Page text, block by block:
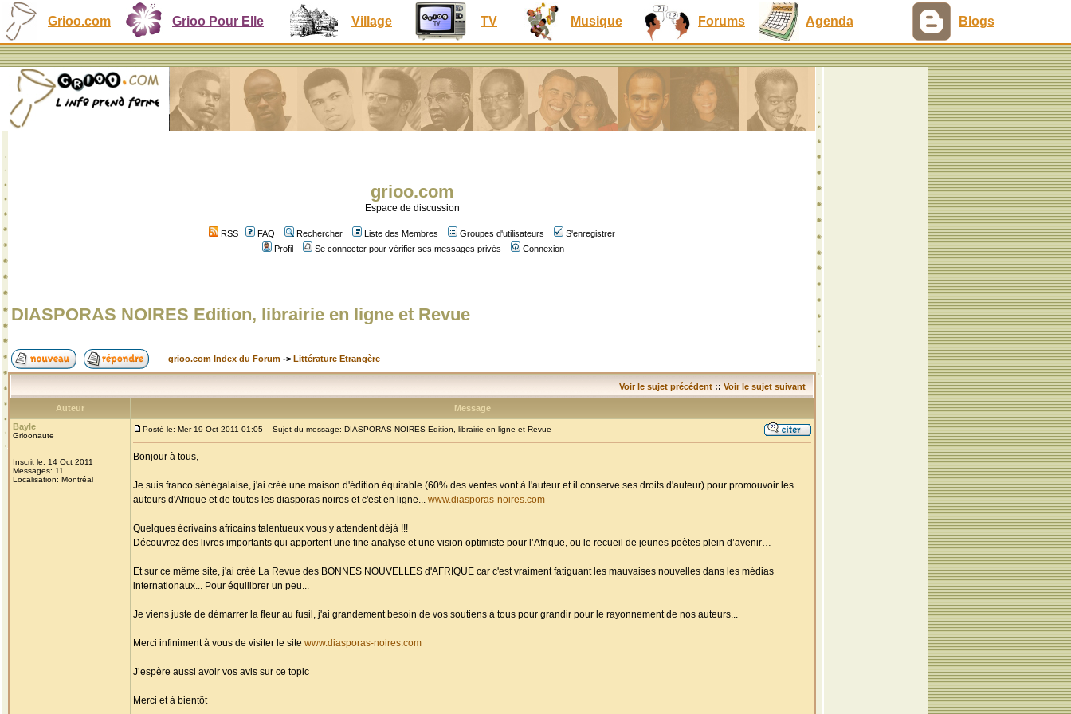
Grioo.com Grioo Pour Elle Village TV Musique Forums Agenda Blogs
grioo.com
Espace de discussion
RSS FAQ Rechercher Liste des Membres Groupes d'utilisateurs
S'enregistrer
Profil
Se connecter pour vérifier ses messages privés Connexion
DIASPORAS NOIRES Edition, librairie en ligne et Revue
grioo.com Index du Forum -> Littérature Etrangère
Voir le sujet précédent :: Voir le sujet suivant
Auteur
Message
Bayle
Grioonaute
Inscrit le: 14 Oct 2011
Messages: 11
Localisation: Montréal
Posté le: Mer 19 Oct 2011 01:05 Sujet du message: DIASPORAS NOIRES Edition, librairie en ligne et Revue
Bonjour à tous,
Je suis franco sénégalaise, j'ai créé une maison d'édition équitable (60% des ventes vont à l'auteur et il conserve ses droits d'auteur) pour promouvoir les
auteurs d'Afrique et de toutes les diasporas noires et c'est en ligne... www.diasporas-noires.com
Quelques écrivains africains talentueux vous y attendent déjà !!!
Découvrez des livres importants qui apportent une fine analyse et une vision optimiste pour l’Afrique, ou le recueil de jeunes poètes plein d’avenir…
Et sur ce même site, j'ai créé La Revue des BONNES NOUVELLES d'AFRIQUE car c'est vraiment fatiguant les mauvaises nouvelles dans les médias
internationaux... Pour équilibrer un peu...
Je viens juste de démarrer la fleur au fusil, j'ai grandement besoin de vos soutiens à tous pour grandir pour le rayonnement de nos auteurs...
Merci infiniment à vous de visiter le site www.diasporas-noires.com
J’espère aussi avoir vos avis sur ce topic
Merci et à bientôt